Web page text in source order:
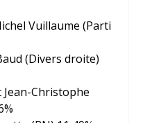
Vuillaume (Parti
(Divers droite)
Christophe